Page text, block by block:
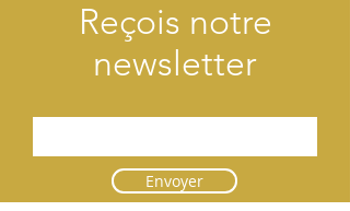
Reçois notre
newsletter
Envoyer